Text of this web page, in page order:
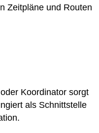
Zeitpläne und Routen
Koordinator sorgt
als Schnittstelle